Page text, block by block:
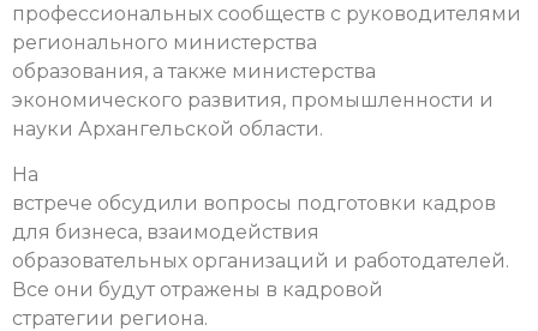
профессиональных сообществ с руководителями
регионального министерства
образования, а также министерства
экономического развития, промышленности и
науки Архангельской области.
На
встрече обсудили вопросы подготовки кадров
для бизнеса, взаимодействия
образовательных организаций и работодателей.
Все они будут отражены в кадровой
стратегии региона.